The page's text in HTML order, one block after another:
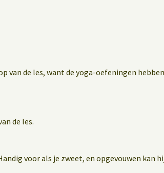
van de les, want de yoga-oefeningen
de les.
voor als je zweet, en opgevouwen kan